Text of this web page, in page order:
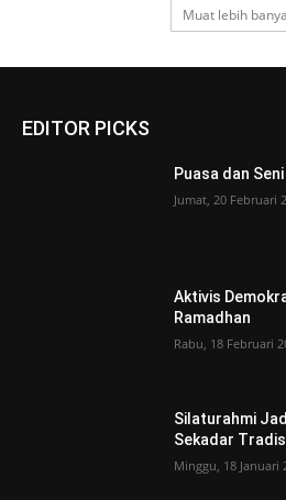
Muat lebih
EDITOR PICKS
Puasa dan
Jumat, 20 Februari
Aktivis
Ramadhan
Rabu, 18 Februari
Silaturahmi
Sekadar
Minggu, 18 Januari